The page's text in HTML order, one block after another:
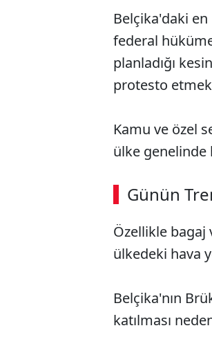
Belçika'daki en
federal
planladığı
protesto
Kamu ve özel
ülke genelinde
Günün
Özellikle bagaj
ülkedeki hava
Belçika'nın
katılması